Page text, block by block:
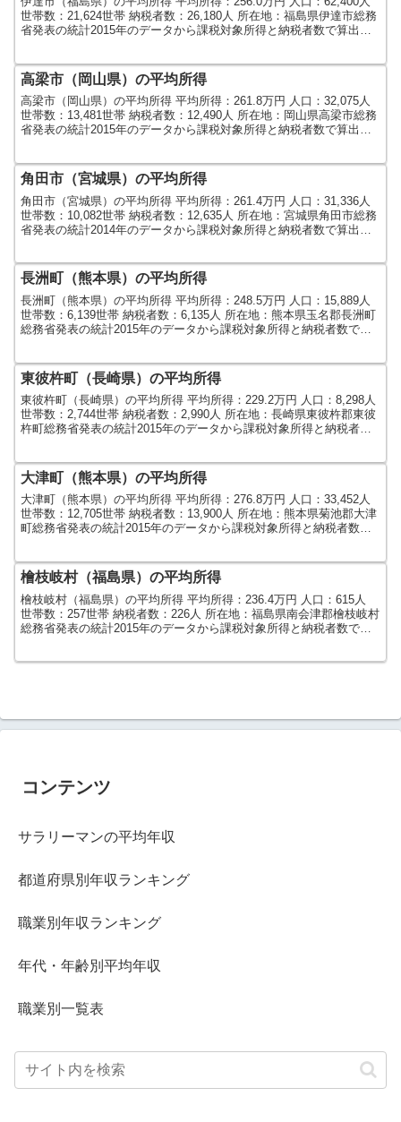
世帯数：21,624世帯 納税者数：26,180人 所在地：福島県伊達市総務
省発表の統計2015年のデータから課税対象所得と納税者数で算出し
高梁市（岡山県）の平均所得
高梁市（岡山県）の平均所得 平均所得：261.8万円 人口：32,075人
世帯数：13,481世帯 納税者数：12,490人 所在地：岡山県高梁市総務
省発表の統計2015年のデータから課税対象所得と納税者数で算出し
角田市（宮城県）の平均所得
角田市（宮城県）の平均所得 平均所得：261.4万円 人口：31,336人
世帯数：10,082世帯 納税者数：12,635人 所在地：宮城県角田市総務
省発表の統計2014年のデータから課税対象所得と納税者数で算出し
長洲町（熊本県）の平均所得
長洲町（熊本県）の平均所得 平均所得：248.5万円 人口：15,889人
世帯数：6,139世帯 納税者数：6,135人 所在地：熊本県玉名郡長洲町
総務省発表の統計2015年のデータから課税対象所得と納税者数で算
東彼杵町（長崎県）の平均所得
東彼杵町（長崎県）の平均所得 平均所得：229.2万円 人口：8,298人
世帯数：2,744世帯 納税者数：2,990人 所在地：長崎県東彼杵郡東彼
杵町総務省発表の統計2015年のデータから課税対象所得と納税者数
大津町（熊本県）の平均所得
大津町（熊本県）の平均所得 平均所得：276.8万円 人口：33,452人
世帯数：12,705世帯 納税者数：13,900人 所在地：熊本県菊池郡大津
町総務省発表の統計2015年のデータから課税対象所得と納税者数で
檜枝岐村（福島県）の平均所得
檜枝岐村（福島県）の平均所得 平均所得：236.4万円 人口：615人
世帯数：257世帯 納税者数：226人 所在地：福島県南会津郡檜枝岐村
総務省発表の統計2015年のデータから課税対象所得と納税者数で算
コンテンツ
サラリーマンの平均年収
都道府県別年収ランキング
職業別年収ランキング
年代・年齢別平均年収
職業別一覧表